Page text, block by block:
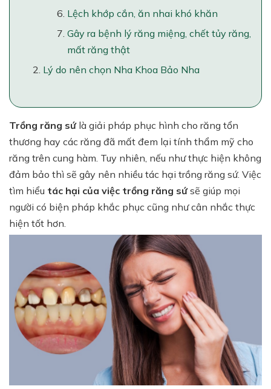
Lệch khớp cắn, ăn nhai khó khăn
Gây ra bệnh lý răng miệng, chết tủy răng,
mất răng thật
Lý do nên chọn Nha Khoa Bảo Nha
Trồng răng sứlà giải pháp phục hình cho răng tổn
thương hay các răng đã mất đem lại tính thẩm mỹ cho
răng trên cung hàm. Tuy nhiên, nếu như thực hiện không
đảm bảo thì sẽ gây nên nhiều tác hại trồng răng sứ. Việc
tìm hiểu tác hại của việc trồng răng sứsẽ giúp mọi
người có biện pháp khắc phục cũng như cân nhắc thực
hiện tốt hơn.